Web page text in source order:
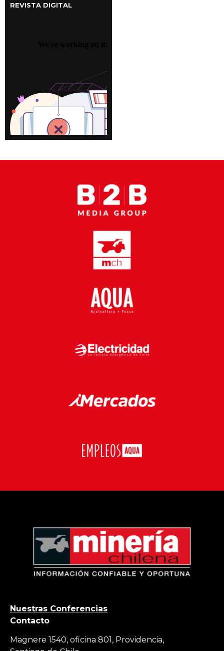
REVISTA DIGITAL
Nuestras Conferencias
Contacto
Magnere 1540, oficina 801, Providencia,